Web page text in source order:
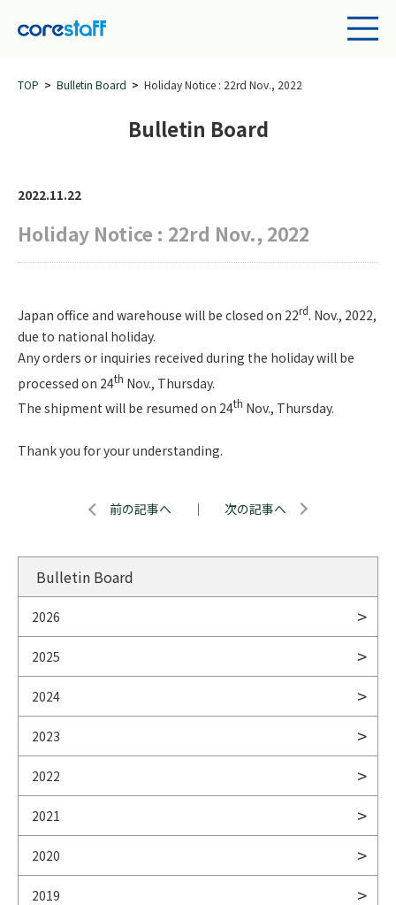
TOP Bulletin Board Holiday Notice : 22rd Nov., 2022
Bulletin Board
2022.11.22
Holiday Notice : 22rd Nov., 2022
Japan office and warehouse will be closed on 22rd. Nov., 2022,
due to national holiday.
Any orders or inquiries received during the holiday will be
processed on 24th Nov., Thursday.
The shipment will be resumed on 24th Nov., Thursday.
Thank you for your understanding.
前の記事へ ｜ 次の記事へ
Bulletin Board
2026
2025
2024
2023
2022
2021
2020
2019